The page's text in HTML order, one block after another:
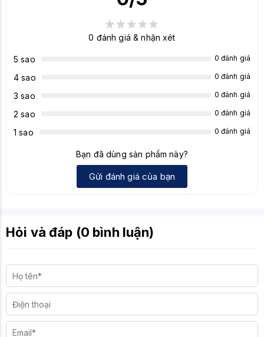
phòng hoặc HTPC
0 đánh giá & nhận xét
5 sao 0 đánh giá
4 sao 0 đánh giá
3 sao 0 đánh giá
2 sao 0 đánh giá
1 sao 0 đánh giá
Bạn đã dùng sản phẩm này?
Gửi đánh giá của bạn
Hỏi và đáp (0 bình luận)